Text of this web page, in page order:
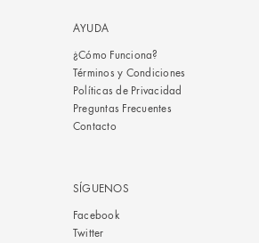
AYUDA
¿Cómo Funciona?
Términos y Condiciones
Políticas de Privacidad
Preguntas Frecuentes
Contacto
SÍGUENOS
Facebook
Twitter